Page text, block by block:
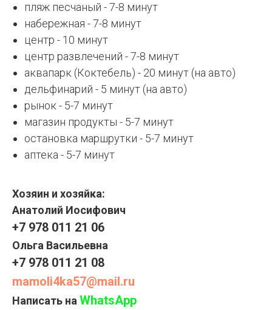
пляж песчаный - 7-8 минут
набережная - 7-8 минут
центр - 10 минут
центр развлечений - 7-8 минут
аквапарк (Коктебель) - 20 минут (на авто)
дельфинарий - 5 минут (на авто)
рынок - 5-7 минут
магазин продукты - 5-7 минут
остановка маршрутки - 5-7 минут
аптека - 5-7 минут
Хозяин и хозяйка:
Анатолий Иосифович
+7 978 011 21 06
Ольга Васильевна
+7 978 011 21 08
mamoli4ka57@mail.ru
Написать на WhatsApp